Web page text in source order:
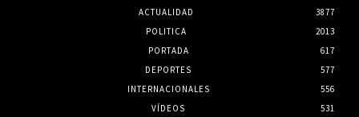
ACTUALIDAD
3877
POLITICA
2013
PORTADA
617
DEPORTES
577
INTERNACIONALES
556
VÍDEOS
531